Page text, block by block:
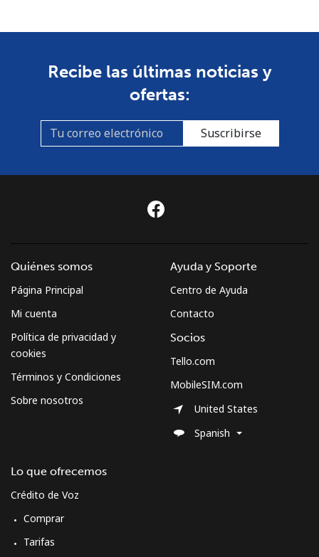
Recibe las últimas noticias y
ofertas:
Suscribirse
Quiénes somos
Página Principal
Mi cuenta
Política de privacidad y
cookies
Términos y Condiciones
Sobre nosotros
Lo que ofrecemos
Crédito de Voz
Comprar
Tarifas
Ayuda y Soporte
Centro de Ayuda
Contacto
Socios
Tello.com
MobileSIM.com
United States
Spanish